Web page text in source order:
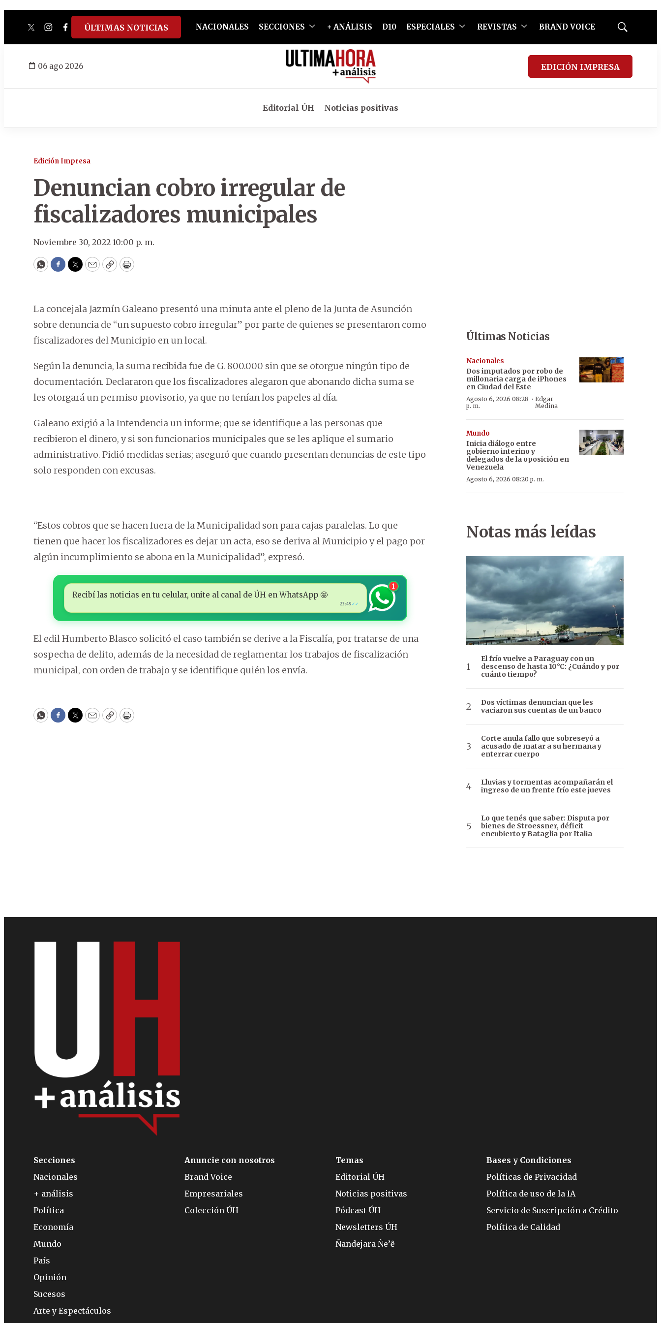
twitterinstagram
facebook
tiktokyoutube
spotify
ÚLTIMAS NOTICIAS NACIONALES SECCIONES + ANÁLISIS D10 ESPECIALES REVISTAS BRAND VOICE
Mostrar
06 ago 2026 EDICIÓN IMPRESA
Editorial ÚH Noticias positivas
Edición Impresa
Denuncian cobro irregular de
fiscalizadores municipales
Noviembre 30, 2022 10:00 p. m.
WhatsApp
Facebook
Twitter
EmailCopyPrint
La concejala Jazmín Galeano presentó una minuta ante el pleno de la Junta de Asunción
sobre denuncia de “un supuesto cobro irregular” por parte de quienes se presentaron como
fiscalizadores del Municipio en un local.
Según la denuncia, la suma recibida fue de G. 800.000 sin que se otorgue ningún tipo de
documentación. Declararon que los fiscalizadores alegaron que abonando dicha suma se
les otorgará un permiso provisorio, ya que no tenían los papeles al día.
Galeano exigió a la Intendencia un informe; que se identifique a las personas que
recibieron el dinero, y si son funcionarios municipales que se les aplique el sumario
administrativo. Pidió medidas serias; aseguró que cuando presentan denuncias de este tipo
solo responden con excusas.
“Estos cobros que se hacen fuera de la Municipalidad son para cajas paralelas. Lo que
tienen que hacer los fiscalizadores es dejar un acta, eso se deriva al Municipio y el pago por
algún incumplimiento se abona en la Municipalidad”, expresó.
Recibí las noticias en tu celular, unite al canal de ÚH en WhatsApp 🤩
23:49 ✓✓
1
El edil Humberto Blasco solicitó el caso también se derive a la Fiscalía, por tratarse de una
sospecha de delito, además de la necesidad de reglamentar los trabajos de fiscalización
municipal, con orden de trabajo y se identifique quién los envía.
WhatsApp
Facebook
Twitter
EmailCopyPrint
Últimas Noticias
Nacionales
Dos imputados por robo de
millonaria carga de iPhones
en Ciudad del Este
Agosto 6, 2026 08:28
p. m.
· Edgar
Medina
Mundo
Inicia diálogo entre
gobierno interino y
delegados de la oposición en
Venezuela
Agosto 6, 2026 08:20 p. m.
Notas más leídas
El frío vuelve a Paraguay con un
descenso de hasta 10°C: ¿Cuándo y por
cuánto tiempo?
Dos víctimas denuncian que les
vaciaron sus cuentas de un banco
Corte anula fallo que sobreseyó a
acusado de matar a su hermana y
enterrar cuerpo
Lluvias y tormentas acompañarán el
ingreso de un frente frío este jueves
Lo que tenés que saber: Disputa por
bienes de Stroessner, déficit
encubierto y Bataglia por Italia
Secciones
Nacionales
+ análisis
Política
Economía
Mundo
País
Opinión
Sucesos
Arte y Espectáculos
Anuncie con nosotros
Brand Voice
Empresariales
Colección ÚH
Temas
Editorial ÚH
Noticias positivas
Pódcast ÚH
Newsletters ÚH
Ñandejara Ñe’ẽ
Bases y Condiciones
Políticas de Privacidad
Política de uso de la IA
Servicio de Suscripción a Crédito
Política de Calidad